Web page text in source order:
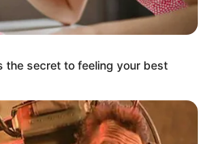
the secret to feeling your best